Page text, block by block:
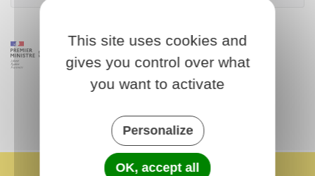
This site uses cookies and
gives you control over what
you want to activate
Personalize
OK, accept all